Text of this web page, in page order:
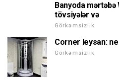
Banyoda
tövsiyələr və
Görkəmsizlik
Corner leysan:
Görkəmsizlik